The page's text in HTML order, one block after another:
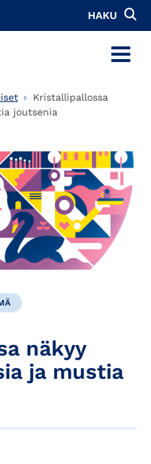
HAKU
MENU
Kristallipallossa
joutsenia
näkyy
ja mustia